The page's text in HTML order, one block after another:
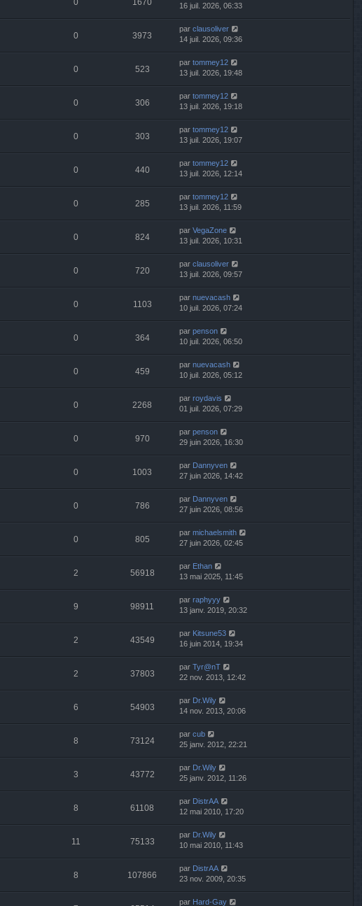
0 1670
16 juil. 2026, 06:33
0 3973
par clausoliver
14 juil. 2026, 09:36
0 523
par tommey12
13 juil. 2026, 19:48
0 306
par tommey12
13 juil. 2026, 19:18
0 303
par tommey12
13 juil. 2026, 19:07
0 440
par tommey12
13 juil. 2026, 12:14
0 285
par tommey12
13 juil. 2026, 11:59
0 824
par VegaZone
13 juil. 2026, 10:31
0 720
par clausoliver
13 juil. 2026, 09:57
0 1103
par nuevacash
10 juil. 2026, 07:24
0 364
par penson
10 juil. 2026, 06:50
0 459
par nuevacash
10 juil. 2026, 05:12
0 2268
par roydavis
01 juil. 2026, 07:29
0 970
par penson
29 juin 2026, 16:30
0 1003
par Dannyven
27 juin 2026, 14:42
0 786
par Dannyven
27 juin 2026, 08:56
0 805
par michaelsmith
27 juin 2026, 02:45
2 56918
par Ethan
13 mai 2025, 11:45
9 98911
par raphyyy
13 janv. 2019, 20:32
2 43549
par Kitsune53
16 juin 2014, 19:34
2 37803
par Tyr@nT
22 nov. 2013, 12:42
6 54903
par Dr.Wily
14 nov. 2013, 20:06
8 73124
par cub
25 janv. 2012, 22:21
3 43772
par Dr.Wily
25 janv. 2012, 11:26
8 61108
par DistrAA
12 mai 2010, 17:20
11 75133
par Dr.Wily
10 mai 2010, 11:43
8 107866
par DistrAA
23 nov. 2009, 20:35
par Hard-Gay